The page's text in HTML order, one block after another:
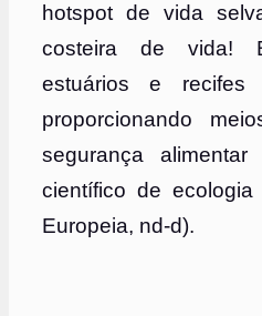
hotspot de vida
costeira de vida!
estuários e
proporcionando
segurança
científico de ecologia
Europeia, nd-d).